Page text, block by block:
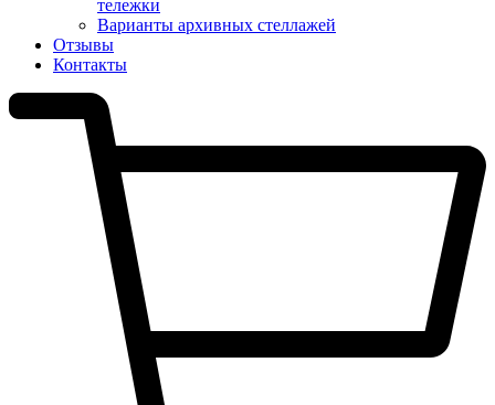
тележки
Варианты архивных стеллажей
Отзывы
Контакты